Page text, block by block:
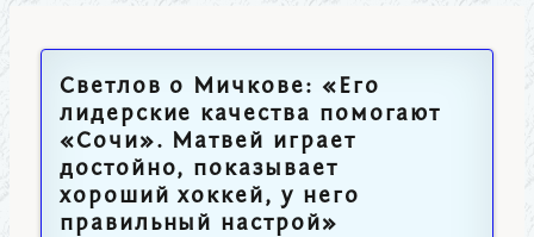
Светлов о Мичкове: «Его
лидерские качества помогают
«Сочи». Матвей играет
достойно, показывает
хороший хоккей, у него
правильный настрой»